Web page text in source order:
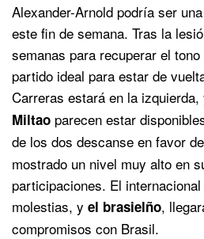
Alexander-Arnold podría ser
este fin de semana. Tras la
semanas para recuperar el
partido ideal para estar de
Carreras estará en la izquierda,
Miltao parecen estar
de los dos descanse en favor de
mostrado un nivel muy alto en
participaciones. El
molestias, y el brasielño,
compromisos con Brasil.